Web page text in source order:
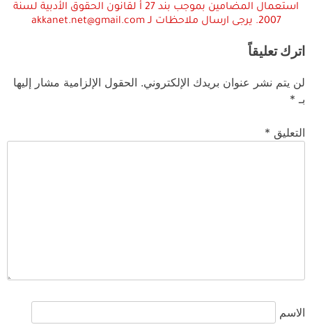
استعمال المضامين بموجب بند 27 أ لقانون الحقوق الأدبية لسنة
2007. يرجى ارسال ملاحظات لـ akkanet.net@gmail.com
اترك تعليقاً
لن يتم نشر عنوان بريدك الإلكتروني. الحقول الإلزامية مشار إليها
بـ *
التعليق *
الاسم